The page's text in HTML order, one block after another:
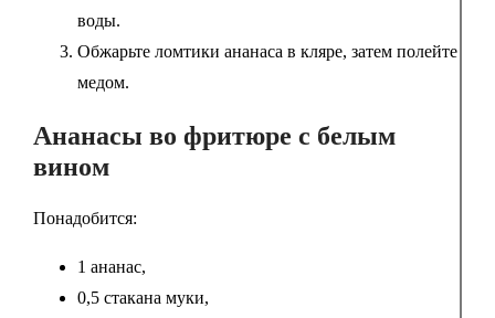
воды.
Обжарьте ломтики ананаса в кляре, затем полейте
медом.
Ананасы во фритюре с белым
вином
Понадобится:
1 ананас,
0,5 стакана муки,